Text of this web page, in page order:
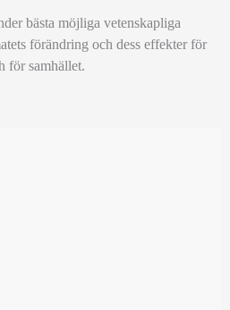
bästa möjliga vetenskapliga
förändring och dess effekter för
för samhället.